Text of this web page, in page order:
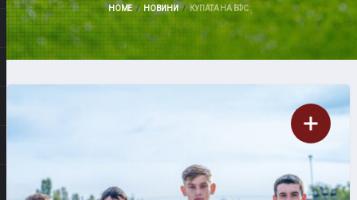
HOME НОВИНИ КУПАТА НА БФС